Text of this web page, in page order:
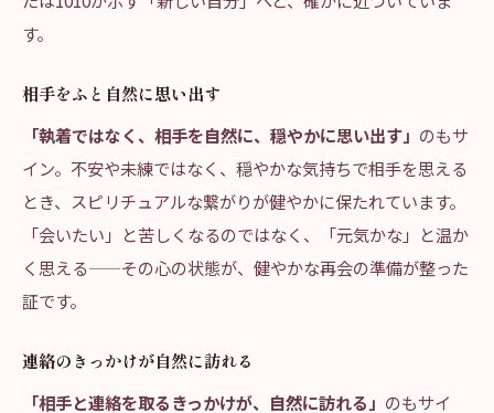
す。
相手をふと自然に思い出す
「執着ではなく、相手を自然に、穏やかに思い出す」 のもサ
イン。不安や未練ではなく、穏やかな気持ちで相手を思える
とき、スピリチュアルな繋がりが健やかに保たれています。
「会いたい」と苦しくなるのではなく、「元気かな」と温か
く思える——その心の状態が、健やかな再会の準備が整った
証です。
連絡のきっかけが自然に訪れる
「相手と連絡を取るきっかけが、自然に訪れる」 のもサイ